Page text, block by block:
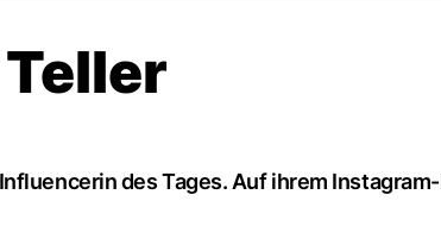
des Tages. Auf ihrem